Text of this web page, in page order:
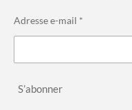
Adresse e-mail *
S’abonner